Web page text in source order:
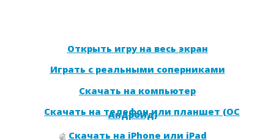
Открыть игру на весь экран
Играть с реальными соперниками
Скачать на компьютер
Скачать на телефон или планшет (ОС
Андроид)
Скачать на iPhone или iPad